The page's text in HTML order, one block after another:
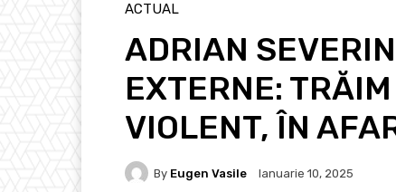
ACTUAL
ADRIAN
EXTERNE:
VIOLENT, ÎN
By Eugen Vasile Ianuarie 10, 2025